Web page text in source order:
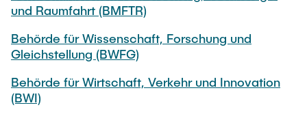
und Raumfahrt (BMFTR)
Behörde für Wissenschaft, Forschung und
Gleichstellung (BWFG)
Behörde für Wirtschaft, Verkehr und Innovation
(BWI)